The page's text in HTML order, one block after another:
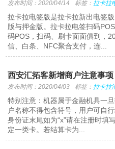
发布时间：2020/04/14 标签： 拉卡拉
拉卡拉电签版是拉卡拉新出电签
版与押金版。拉卡拉电签扫码
码POS，扫码、刷卡面面俱到，
信、白条、NFC聚合支付，连...
西安汇拓客新增商户注意事项
发布时间：2020/04/03 标签： 拉卡拉
特别注意：机器属于金融机具一
户名称不得包含符号，用户可自
身份证末尾如为“x”请在注册时填
定一类卡。若结算卡为...